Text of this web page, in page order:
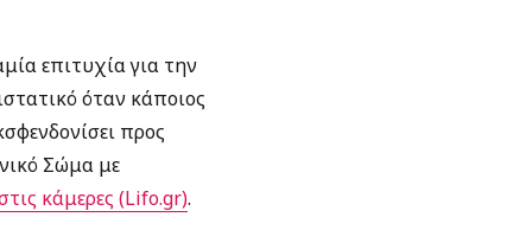
επιτυχία για την
όταν κάποιος
προς
Σώμα με
κάμερες (Lifo.gr).